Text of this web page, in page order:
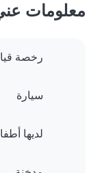
معلومات
رخصة
سيارة
لديها